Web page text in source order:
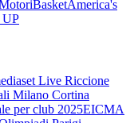
BasketAmerica's
Live Riccione
Milano Cortina
per club 2025EICMA